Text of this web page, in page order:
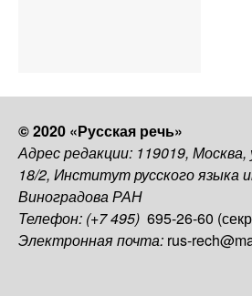
© 2020 «Русская речь»
Адрес редакции: 119019, Москва,
18/2, Институт русского языка
Виноградова РАН
Телефон: (+7 495) 695-26-60
Электронная почта: rus-